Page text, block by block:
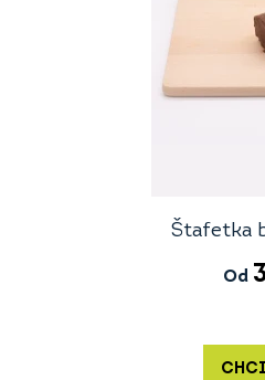
Štafetka
Od